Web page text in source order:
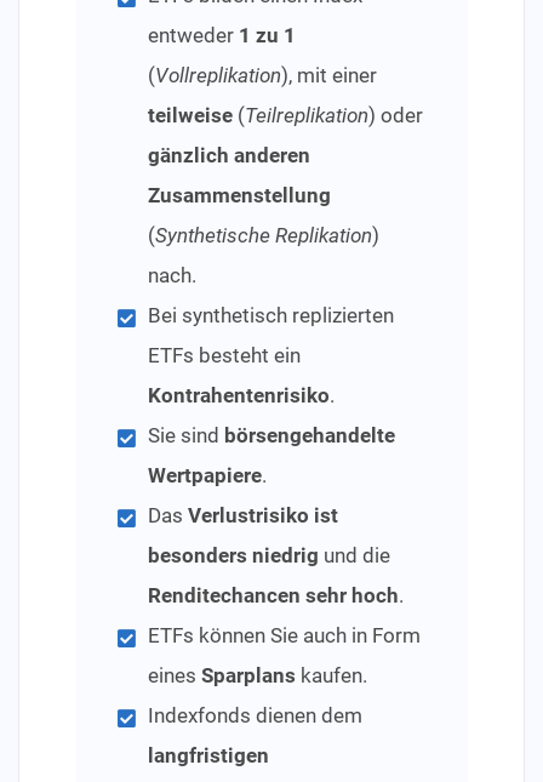
entweder 1 zu 1
(Vollreplikation), mit einer
teilweise(Teilreplikation) oder
gänzlich anderen
Zusammenstellung
(Synthetische Replikation)
nach.
Bei synthetisch replizierten
ETFs besteht ein
Kontrahentenrisiko.
Sie sind börsengehandelte
Wertpapiere.
Das Verlustrisiko ist
besonders niedrig und die
Renditechancen sehr hoch.
ETFs können Sie auch in Form
eines Sparplans kaufen.
Indexfonds dienen dem
langfristigen